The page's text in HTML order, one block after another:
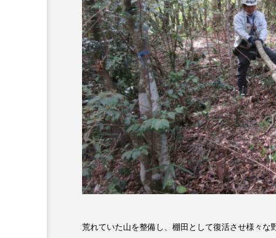
こうべさんだ伝統文化体験フェスタ
こだわり城紀行 こども学芸
さっちゃん社協だより すず
ちめいど ちめいど雄介のお
つなごーごー てっぺんの向
にげてさがして のん
ひとつの机、ふたつの制服
荒れていた山を整備し、棚田として復活させ様々